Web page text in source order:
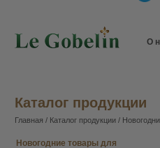
О
Каталог продукции
Главная / Каталог продукции /
Новогодние товары для